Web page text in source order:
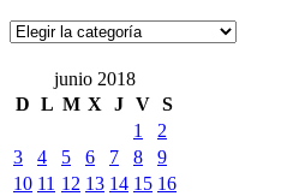
Categorías
junio 2018
D L M X J V S
1
2
3
4 5 6 7 8
9
10 11 12 13 14 15 16